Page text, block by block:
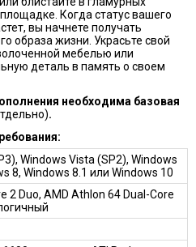
Когда статус вашего
вы начнете получать
образа жизни. Украсьте свой
мебелью или
деталь в память о своем
необходима базовая
.
Windows Vista (SP2), Windows
8, Windows 8.1 или Windows 10
2 Duo, AMD Athlon 64 Dual-Core